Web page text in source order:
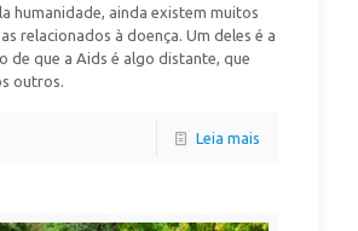
humanidade, ainda existem muitos
relacionados à doença. Um deles é a
de que a Aids é algo distante, que
outros.
Leia mais